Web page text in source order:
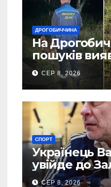
ДРОГОБИЧЧИНА
На
пошуків
зниклого
СЕР 8, 2026
СПОРТ
Українець
увійде до
шахової
СЕР 8, 2026